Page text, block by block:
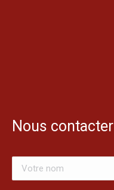
Nous contacter